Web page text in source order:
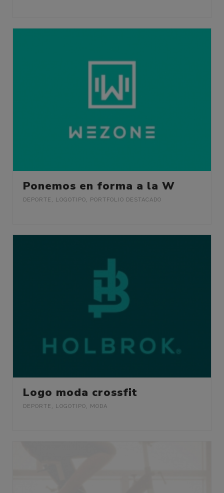
Ponemos en forma a la W
DEPORTE , LOGOTIPO, PORTFOLIO DESTACADO
Logo moda crossfit
DEPORTE , LOGOTIPO, MODA